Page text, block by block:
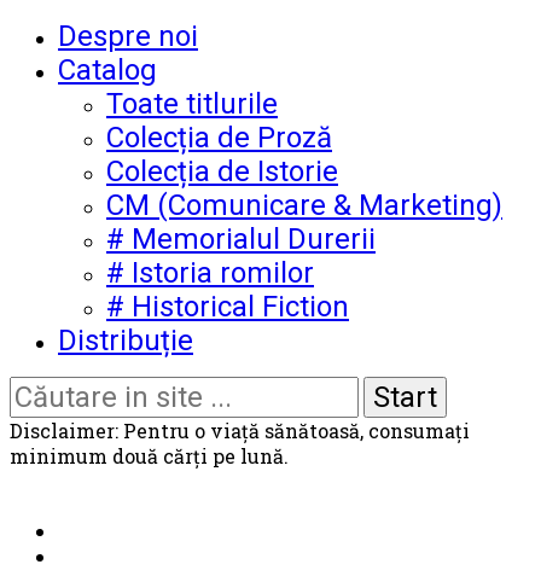
Despre noi
Catalog
Toate titlurile
Colecția de Proză
Colecția de Istorie
CM (Comunicare & Marketing)
# Memorialul Durerii
# Istoria romilor
# Historical Fiction
Distribuție
Disclaimer: Pentru o viață sănătoasă, consumați
minimum două cărți pe lună.